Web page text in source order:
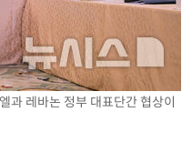
과 레바논 정부 대표단간 협상이